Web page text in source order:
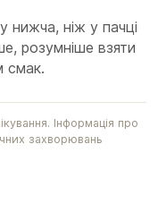
нижча, ніж у пачці
розумніше взяти
смак.
Інформація про
захворювань